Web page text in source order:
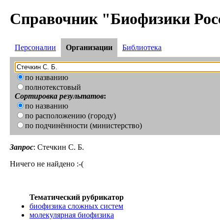
Справочник "Биофизики
Персоналии Организации Библиотека
по названию
полнотекстовый
Сортировка результатов:
по названию
по расположению (городу)
по подчинённости (министерство)
Запрос: Стечкин С. Б.
Ничего не найдено :-(
Тематический рубрикатор
биофизика сложных систем
молекулярная биофизика